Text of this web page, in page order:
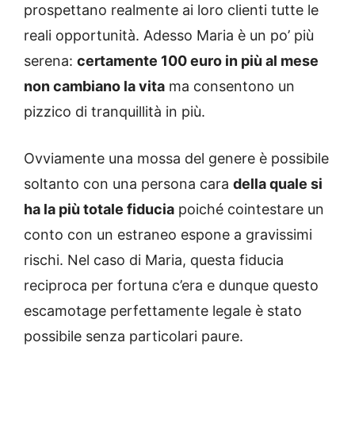
prospettano realmente ai loro clienti tutte le
reali opportunità. Adesso Maria è un po’ più
serena: certamente 100 euro in più al mese
non cambiano la vita ma consentono un
pizzico di tranquillità in più.
Ovviamente una mossa del genere è possibile
soltanto con una persona cara della quale si
ha la più totale fiducia poiché cointestare un
conto con un estraneo espone a gravissimi
rischi. Nel caso di Maria, questa fiducia
reciproca per fortuna c’era e dunque questo
escamotage perfettamente legale è stato
possibile senza particolari paure.